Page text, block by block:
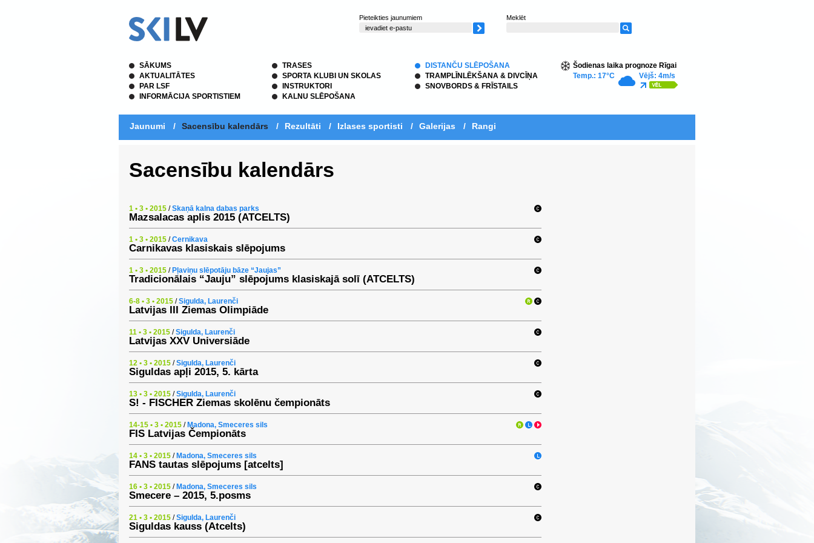
Pieteikties jaunumiem Meklēt
SĀKUMS
AKTUALITĀTES
PAR LSF
INFORMĀCIJA SPORTISTIEM
TRASES
SPORTA KLUBI UN SKOLAS
INSTRUKTORI
KALNU SLĒPOŠANA
DISTANČU SLĒPOŠANA
TRAMPLĪNLĒKŠANA & DIVCĪŅA
SNOVBORDS & FRĪSTAILS
Šodienas laika prognoze Rīgai
Temp.: 17°C
Vējš: 4m/s
Jaunumi / Sacensību kalendārs / Rezultāti / Izlases sportisti / Galerijas / Rangi
Sacensību kalendārs
1 • 3 • 2015 /Skaņā kalna dabas parks
Mazsalacas aplis 2015 (ATCELTS)
1 • 3 • 2015 /Cernikava
Carnikavas klasiskais slēpojums
1 • 3 • 2015 / Pļaviņu slēpotāju bāze “Jaujas”
Tradicionālais “Jauju” slēpojums klasiskajā solī (ATCELTS)
6-8 • 3 • 2015 /Sigulda, Laurenči
Latvijas III Ziemas Olimpiāde
11 • 3 • 2015 /Sigulda, Laurenči
Latvijas XXV Universiāde
12 • 3 • 2015 /Sigulda, Laurenči
Siguldas apļi 2015, 5. kārta
13 • 3 • 2015 /Sigulda, Laurenči
S! - FISCHER Ziemas skolēnu čempionāts
14-15 • 3 • 2015 / Madona, Smeceres sils
FIS Latvijas Čempionāts
14 • 3 • 2015 / Madona, Smeceres sils
FANS tautas slēpojums [atcelts]
16 • 3 • 2015 / Madona, Smeceres sils
Smecere – 2015, 5.posms
21 • 3 • 2015 /Sigulda, Laurenči
Siguldas kauss (Atcelts)